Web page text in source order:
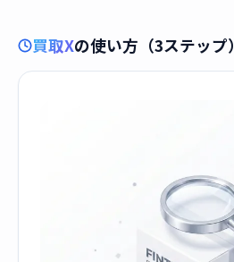
買取Xの使い方（3ステップ）